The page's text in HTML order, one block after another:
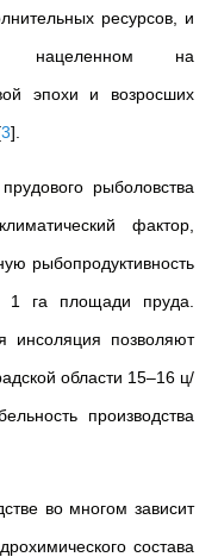
ресурсов, и
нацеленном на
эпохи и возросших
3]
рыболовства
фактор,
рыбопродуктивность
га площади пруда.
инсоляция позволяют
области 15–16 ц/
производства
во многом зависит
состава